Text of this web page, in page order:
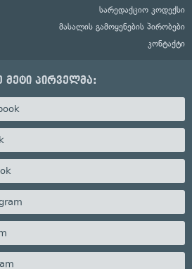
სარედაქციო კოდექსი
მასალის გამოყენების პირობები
კონტაქტი
მეტი პირველმა: